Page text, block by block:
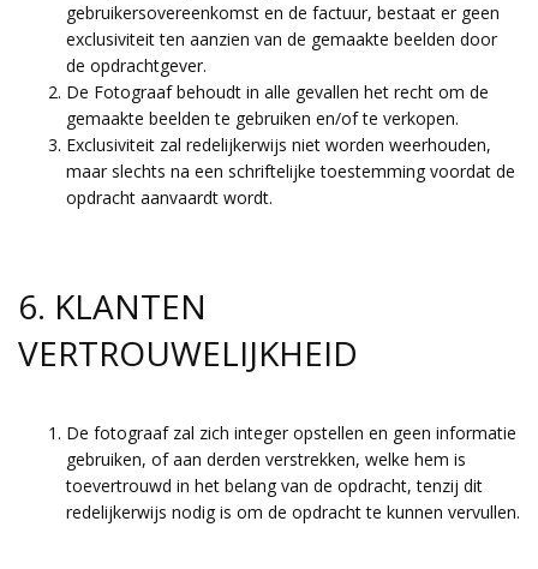
gebruikersovereenkomst en de factuur, bestaat er geen
exclusiviteit ten aanzien van de gemaakte beelden door
de opdrachtgever.
De Fotograaf behoudt in alle gevallen het recht om de
gemaakte beelden te gebruiken en/of te verkopen.
Exclusiviteit zal redelijkerwijs niet worden weerhouden,
maar slechts na een schriftelijke toestemming voordat de
opdracht aanvaardt wordt.
6. KLANTEN
VERTROUWELIJKHEID
De fotograaf zal zich integer opstellen en geen informatie
gebruiken, of aan derden verstrekken, welke hem is
toevertrouwd in het belang van de opdracht, tenzij dit
redelijkerwijs nodig is om de opdracht te kunnen vervullen.